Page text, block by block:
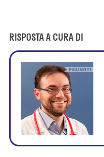
RISPOSTA A CURA DI